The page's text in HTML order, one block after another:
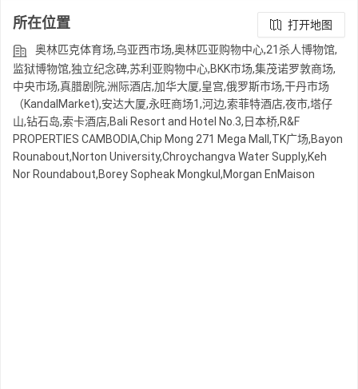
所在位置
打开地图
奥林匹克体育场,乌亚西市场,奥林匹亚购物中心,21杀人博物馆,
监狱博物馆,独立纪念碑,苏利亚购物中心,BKK市场,集茂诺罗敦商场,
中央市场,真腊剧院,洲际酒店,加华大厦,皇宫,俄罗斯市场,干丹市场
（KandalMarket),安达大厦,永旺商场1,河边,索菲特酒店,夜市,塔仔
山,钻石岛,索卡酒店,Bali Resort and Hotel No.3,日本桥,R&F
PROPERTIES CAMBODIA,Chip Mong 271 Mega Mall,TK广场,Bayon
Rounabout,Norton University,Chroychangva Water Supply,Keh
Nor Roundabout,Borey Sopheak Mongkul,Morgan EnMaison